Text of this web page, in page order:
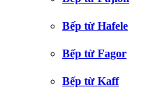
Bếp từ Hafele
Bếp từ Fagor
Bếp từ Kaff